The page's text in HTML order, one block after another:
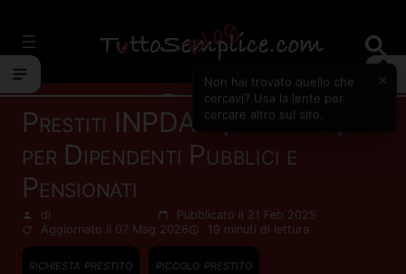
contenuto
Prestiti
Prestiti INPDAP (ora INPS)
per Dipendenti Pubblici e
Pensionati
di
Pubblicato il 21 Feb 2025
Aggiornato il 07 Mag 2026
19 minuti di lettura
richiesta prestito piccolo prestito
Non hai trovato quello che
cercavi? Usa la lente per
cercare altro sul sito.